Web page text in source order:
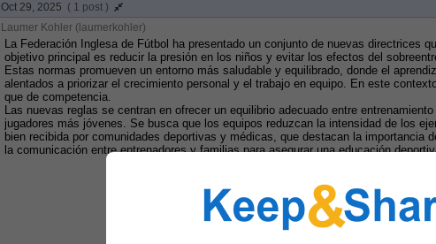
Oct 29, 2025 ( 1 post )
Laumer Kohler (laumerkohler)
La Federación Inglesa de Fútbol ha presentado un conjunto de nuevas
objetivo principal es reducir la presión en los niños y evitar los efectos del
Estas normas promueven un entorno más saludable y equilibrado, donde el
alentados a priorizar el crecimiento personal y el trabajo en equipo. En este
que de competencia.
Las nuevas reglas se centran en ofrecer un equilibrio adecuado entre
jugadores más jóvenes. Se busca que los equipos reduzcan la intensidad de los
bien recibida por comunidades deportivas y médicas, que destacan la
la comunicación entre entrenadores y familias para asegurar una educación